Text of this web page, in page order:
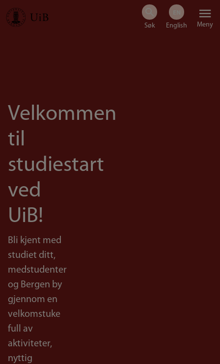
Hopp
Meny
Velkommen
til
studiestart
ved
UiB!
Bli kjent med
studiet ditt,
medstudenter
og Bergen by
gjennom en
velkomstuke
full av
aktiviteter,
nyttig